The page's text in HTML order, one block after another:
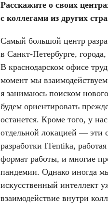
Расскажите о своих
с коллегами из других
Самый большой центр
в Санкт-Петербурге,
В краснодарском офисе
момент мы
я занимаюсь поиском
будем ориентировать
останется. Кроме того, у
отдельной локацией — эти
разработки ITentika,
формат работы, и многие
пандемии. Однако иногда
искусственный интеллект
взаимодействие внутри